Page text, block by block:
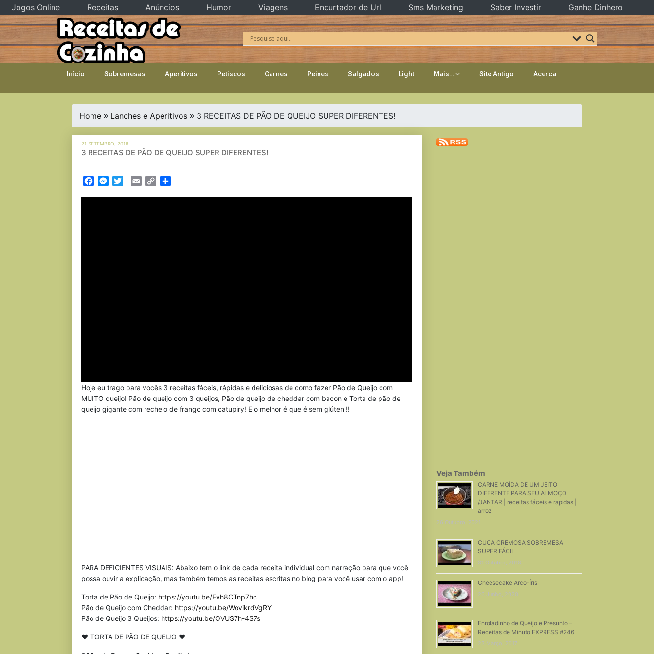
Skip
to
content
Início Sobremesas Aperitivos Petiscos Carnes Peixes Salgados Light Mais… Site Antigo Acerca
Home Lanches e Aperitivos 3 RECEITAS DE PÃO DE QUEIJO SUPER DIFERENTES!
21 SETEMBRO, 2018
3 RECEITAS DE PÃO DE QUEIJO SUPER DIFERENTES!
FacebookMessenger
TwitterEmail Copy
Hoje eu trago para vocês 3 receitas fáceis, rápidas e deliciosas de como fazer Pão de Queijo com
MUITO queijo! Pão de queijo com 3 queijos, Pão de queijo de cheddar com bacon e Torta de pão de
queijo gigante com recheio de frango com catupiry! E o melhor é que é sem glúten!!!
PARA DEFICIENTES VISUAIS: Abaixo tem o link de cada receita individual com narração para que você
possa ouvir a explicação, mas também temos as receitas escritas no blog para você usar com o app!
Torta de Pão de Queijo: https://youtu.be/Evh8CTnp7hc
Pão de Queijo com Cheddar: https://youtu.be/WovikrdVgRY
Pão de Queijo 3 Queijos: https://youtu.be/OVUS7h-4S7s
♥ TORTA DE PÃO DE QUEIJO ♥
Veja Também
CARNE MOÍDA DE UM JEITO
DIFERENTE PARA SEU ALMOÇO
/JANTAR | receitas fáceis e rapidas |
arroz
26 Outubro, 2021
CUCA CREMOSA SOBREMESA
SUPER FÁCIL
31 Outubro, 2018
Cheesecake Arco-Íris
26 Junho, 2020
Enroladinho de Queijo e Presunto –
Receitas de Minuto EXPRESS #246
23 Março, 2017
Jogos Online Receitas Anúncios Humor Viagens Encurtador de Url Sms Marketing Saber Investir Ganhe Dinhero